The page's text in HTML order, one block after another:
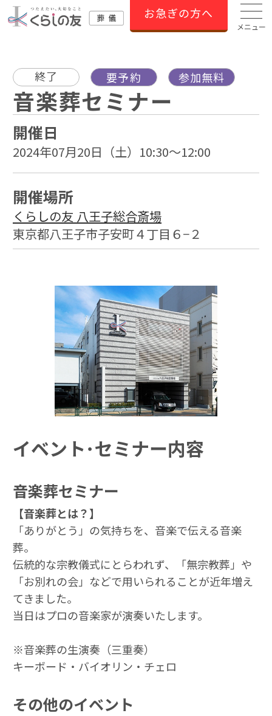
お急ぎの方へ
メニュー
終了 要予約 参加無料
音楽葬セミナー
開催日
2024年07月20日（土）10:30～12:00
開催場所
くらしの友 八王子総合斎場
東京都八王子市子安町４丁目６−２
イベント･セミナー内容
音楽葬セミナー
【音楽葬とは？】
「ありがとう」の気持ちを、音楽で伝える音楽
葬。
伝統的な宗教儀式にとらわれず、「無宗教葬」や
「お別れの会」などで用いられることが近年増え
てきました。
当日はプロの音楽家が演奏いたします。
※音楽葬の生演奏（三重奏）
キーボード・バイオリン・チェロ
その他のイベント